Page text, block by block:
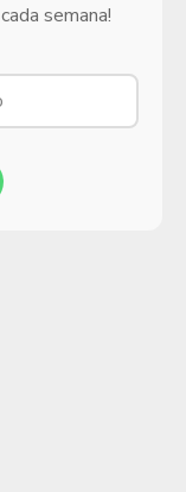
semana!